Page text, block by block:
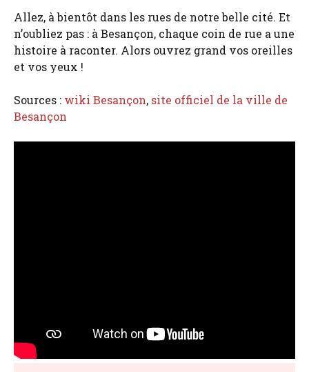
Allez, à bientôt dans les rues de notre belle cité. Et
n’oubliez pas : à Besançon, chaque coin de rue a une
histoire à raconter. Alors ouvrez grand vos oreilles
et vos yeux !
Sources : wiki Besançon, site officiel de la ville de
Besançon